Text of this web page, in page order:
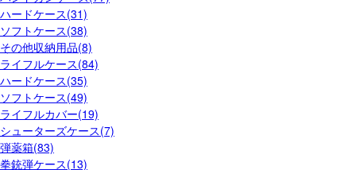
ハードケース(31)
ソフトケース(38)
その他収納用品(8)
ライフルケース(84)
ハードケース(35)
ソフトケース(49)
ライフルカバー(19)
シューターズケース(7)
弾薬箱(83)
拳銃弾ケース(13)